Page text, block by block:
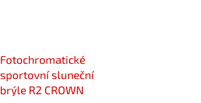
Fotochromatické
sportovní sluneční
brýle R2 CROWN